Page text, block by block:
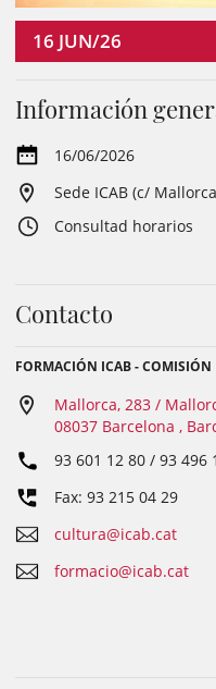
16 JUN/26
Información
16/06/2026
Sede ICAB (c/
Consultad horarios
Contacto
FORMACIÓN ICAB - COMISIÓN
Mallorca, 283 /
08037 Barcelona ,
93 601 12 80 / 93 496
Fax: 93 215 04 29
cultura@icab.cat
formacio@icab.cat